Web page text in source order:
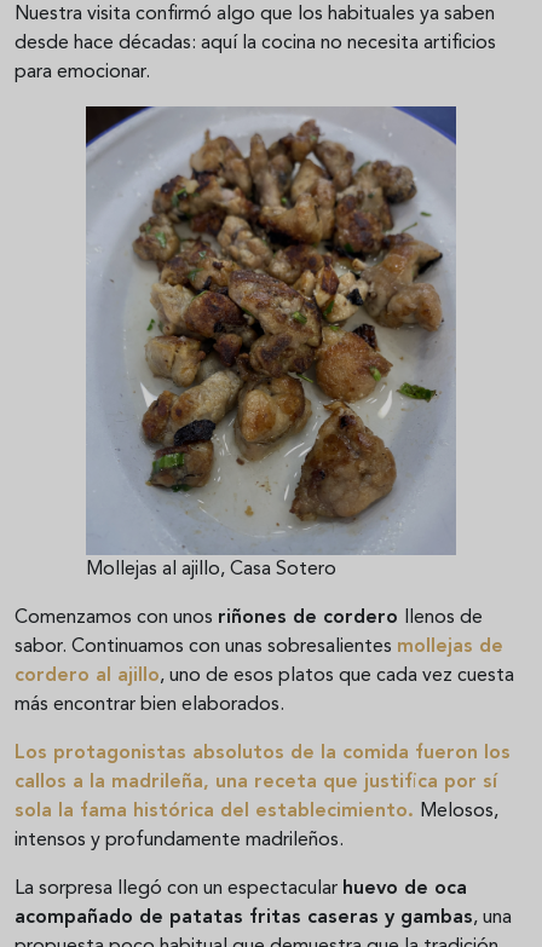
Nuestra visita confirmó algo que los habituales ya saben
desde hace décadas: aquí la cocina no necesita artificios
para emocionar.
Mollejas al ajillo, Casa Sotero
Comenzamos con unos riñones de cordero llenos de
sabor. Continuamos con unas sobresalientes mollejas de
cordero al ajillo, uno de esos platos que cada vez cuesta
más encontrar bien elaborados.
Los protagonistas absolutos de la comida fueron los
callos a la madrileña, una receta que justifica por sí
sola la fama histórica del establecimiento. Melosos,
intensos y profundamente madrileños.
La sorpresa llegó con un espectacular huevo de oca
acompañado de patatas fritas caseras y gambas, una